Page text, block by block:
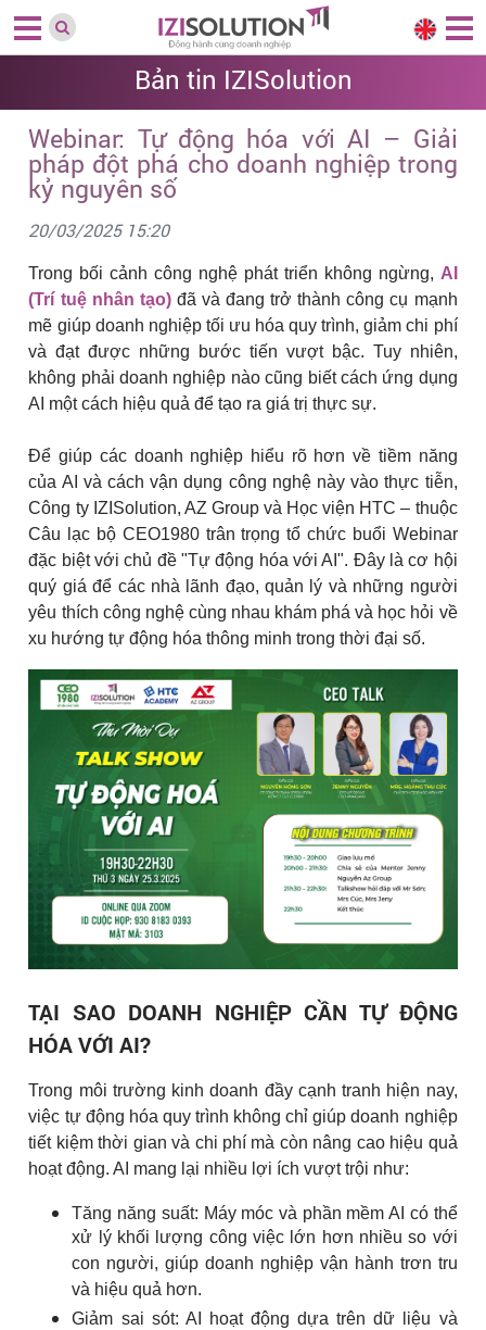
Bản tin IZISolution
Webinar: Tự động hóa với AI – Giải
pháp đột phá cho doanh nghiệp trong
kỷ nguyên số
20/03/2025 15:20
Trong bối cảnh công nghệ phát triển không ngừng, AI
(Trí tuệ nhân tạo)đã và đang trở thành công cụ mạnh
mẽ giúp doanh nghiệp tối ưu hóa quy trình, giảm chi phí
và đạt được những bước tiến vượt bậc. Tuy nhiên,
không phải doanh nghiệp nào cũng biết cách ứng dụng
AI một cách hiệu quả để tạo ra giá trị thực sự.
Để giúp các doanh nghiệp hiểu rõ hơn về tiềm năng
của AI và cách vận dụng công nghệ này vào thực tiễn,
Công ty IZISolution, AZ Group và Học viện HTC – thuộc
Câu lạc bộ CEO1980 trân trọng tổ chức buổi Webinar
đặc biệt với chủ đề "Tự động hóa với AI". Đây là cơ hội
quý giá để các nhà lãnh đạo, quản lý và những người
yêu thích công nghệ cùng nhau khám phá và học hỏi về
xu hướng tự động hóa thông minh trong thời đại số.
TẠI SAO DOANH NGHIỆP CẦN TỰ ĐỘNG
HÓA VỚI AI?
Trong môi trường kinh doanh đầy cạnh tranh hiện nay,
việc tự động hóa quy trình không chỉ giúp doanh nghiệp
tiết kiệm thời gian và chi phí mà còn nâng cao hiệu quả
hoạt động. AI mang lại nhiều lợi ích vượt trội như:
Tăng năng suất: Máy móc và phần mềm AI có thể
xử lý khối lượng công việc lớn hơn nhiều so với
con người, giúp doanh nghiệp vận hành trơn tru
và hiệu quả hơn.
Giảm sai sót: AI hoạt động dựa trên dữ liệu và